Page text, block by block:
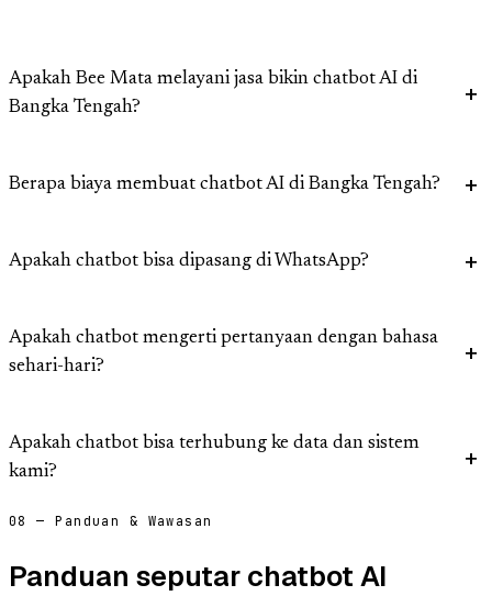
Apakah Bee Mata melayani jasa bikin chatbot AI di
Bangka Tengah?
Berapa biaya membuat chatbot AI di Bangka Tengah?
Apakah chatbot bisa dipasang di WhatsApp?
Apakah chatbot mengerti pertanyaan dengan bahasa
sehari-hari?
Apakah chatbot bisa terhubung ke data dan sistem
kami?
08 — Panduan & Wawasan
Panduan seputar chatbot AI